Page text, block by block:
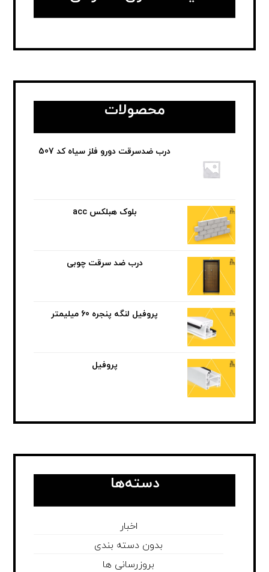
محصولات
درب ضدسرقت دورو فلز سیاه کد 507
بلوک هبلکس acc
درب ضد سرقت چوبی
پروفیل لنگه پنجره 60 میلیمتر
پروفیل
دسته‌ها
اخبار
بدون دسته بندی
بروزرسانی ها